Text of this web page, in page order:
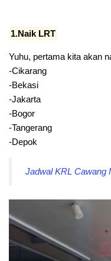
1.Naik LRT
Yuhu, pertama kita akan
-Cikarang
-Bekasi
-Jakarta
-Bogor
-Tangerang
-Depok
Jadwal KRL Cawang